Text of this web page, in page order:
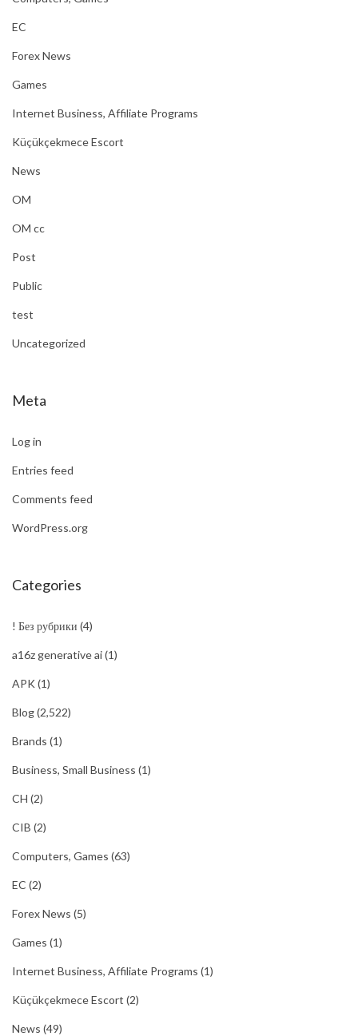
EC
Forex News
Games
Internet Business, Affiliate Programs
Küçükçekmece Escort
News
OM
OM cc
Post
Public
test
Uncategorized
Meta
Log in
Entries feed
Comments feed
WordPress.org
Categories
! Без рубрики (4)
a16z generative ai(1)
APK (1)
Blog(2,522)
Brands (1)
Business, Small Business (1)
CH (2)
CIB (2)
Computers, Games (63)
EC (2)
Forex News (5)
Games (1)
Internet Business, Affiliate Programs (1)
Küçükçekmece Escort (2)
News (49)